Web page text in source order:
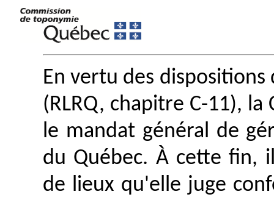
En vertu des dispositions
(RLRQ, chapitre C-11),
le mandat général de
du Québec. À cette fin,
de lieux qu'elle juge